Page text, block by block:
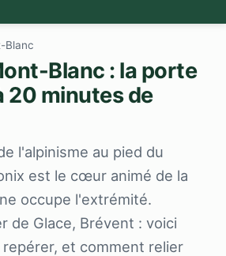
Blanc
Blanc : la porte
20 minutes de
l'alpinisme au pied du
est le cœur animé de la
occupe l'extrémité.
de Glace, Brévent : voici
et comment relier